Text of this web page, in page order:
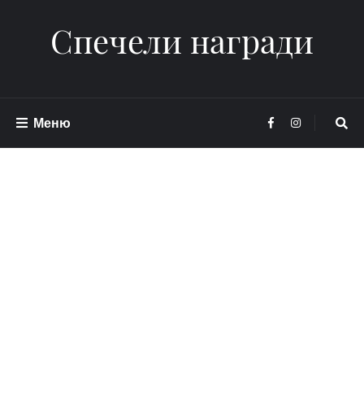
Спечели награди
Меню